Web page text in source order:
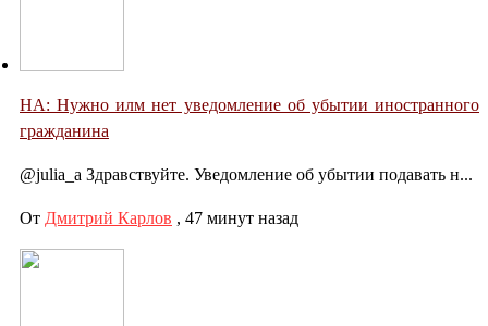
НА: Нужно илм нет уведомление об убытии иностранного
гражданина
@julia_a Здравствуйте. Уведомление об убытии подавать н...
От Дмитрий Карлов , 47 минут назад